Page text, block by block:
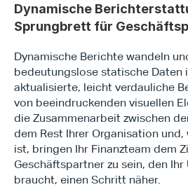
Dynamische
Sprungbrett für
Dynamische Berichte wandeln
bedeutungslose statische Daten
aktualisierte, leicht verdauliche
von beeindruckenden visuellen
die Zusammenarbeit zwischen
dem Rest Ihrer Organisation
ist, bringen Ihr Finanzteam dem
Geschäftspartner zu sein, den Ihr
braucht, einen Schritt näher.